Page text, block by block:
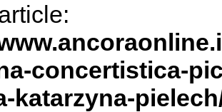
concertistica-
katarzyna-